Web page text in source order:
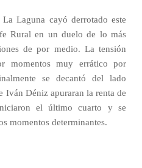
Laguna cayó derrotado este
Rural en un duelo de lo más
de por medio. La tensión
momentos muy errático por
se decantó del lado
Iván Déniz apuraran la renta de
el último cuarto y se
momentos determinantes.